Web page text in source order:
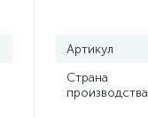
Артикул
Страна
производства